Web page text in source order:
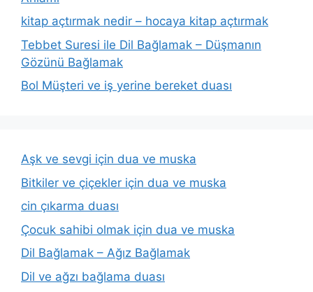
kitap açtırmak nedir – hocaya kitap açtırmak
Tebbet Suresi ile Dil Bağlamak – Düşmanın
Gözünü Bağlamak
Bol Müşteri ve iş yerine bereket duası
Aşk ve sevgi için dua ve muska
Bitkiler ve çiçekler için dua ve muska
cin çıkarma duası
Çocuk sahibi olmak için dua ve muska
Dil Bağlamak – Ağız Bağlamak
Dil ve ağzı bağlama duası